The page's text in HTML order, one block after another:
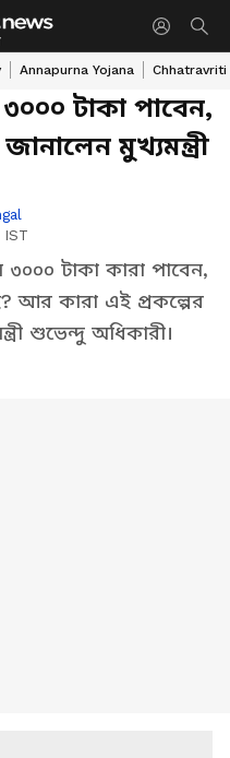
Annapurna Yojana Chhatravriti
৩০০০ টাকা পাবেন,
মুখ্যমন্ত্রী
IST
৩০০০ টাকা কারা পাবেন,
আর কারা এই প্রকল্পের
শুভেন্দু অধিকারী।